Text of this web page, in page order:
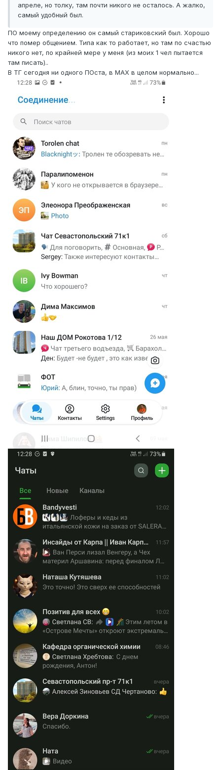
апреле, но толку, там почти никого не осталось. А жалко,
самый удобный был.
ПО моему определению он самый стариковский был. Хорошо
что помер общением. Типа как то работает, но там по счастью
никого нет, по крайней мере у меня (из моих 1 чел пытается
там писать)..
В ТГ сегодня ни одного ПОста, в МАХ в целом нормально...